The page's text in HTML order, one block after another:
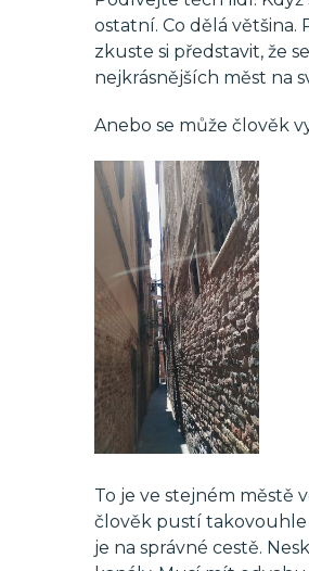
ostatní. Co dělá většina.
zkuste si představit, že
nejkrásnějších měst na
Anebo se může člověk
To je ve stejném městě
člověk pustí takovouhle
je na správné cestě.